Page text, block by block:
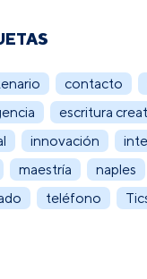
contacto
escritura
innovación
maestría
naples
teléfono